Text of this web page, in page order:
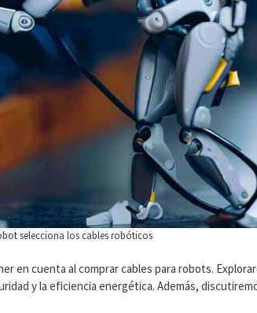
selecciona los cables robóticos
en cuenta al comprar cables para robots.
y la eficiencia energética. Además,